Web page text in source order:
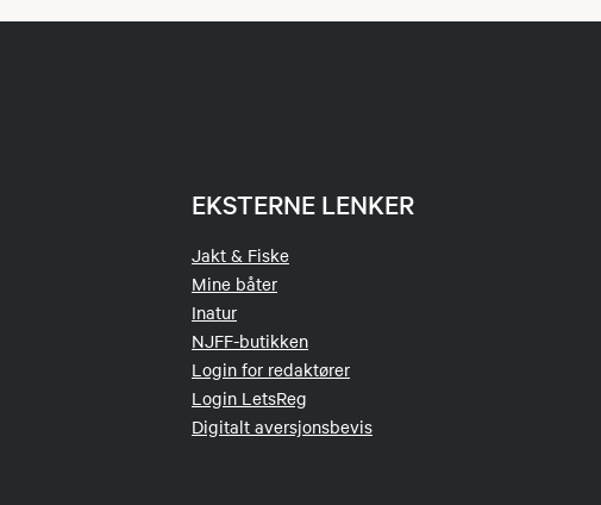
EKSTERNE LENKER
Jakt & Fiske
Mine båter
Inatur
NJFF-butikken
Login for redaktører
Login LetsReg
Digitalt aversjonsbevis